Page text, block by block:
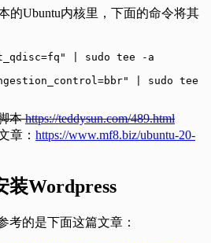
的Ubuntu内核里，下面的命令将其
| sudo tee -a
| sudo tee
本https://teddysun.com/489.html
章： https://www.mf8.biz/ubuntu-20-
装Wordpress
考的是下面这篇文章：